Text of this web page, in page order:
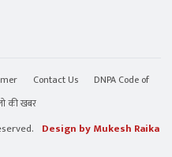
Contact Us
DNPA Code of
की खबर
Design by Mukesh Raika